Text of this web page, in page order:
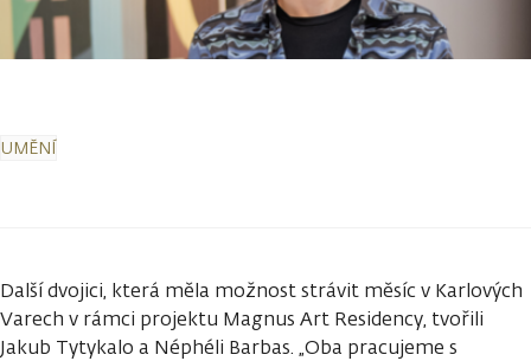
UMĚNÍ
Další dvojici, která měla možnost strávit měsíc v Karlových
Varech v rámci projektu Magnus Art Residency, tvořili
Jakub Tytykalo a Néphéli Barbas. „Oba pracujeme s